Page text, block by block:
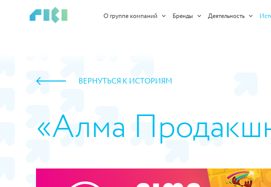
О группе компаний Бренды Деятельность
ВЕРНУТЬСЯ К ИСТОРИЯМ
«Алма
https://www.high-endrolex.com/45